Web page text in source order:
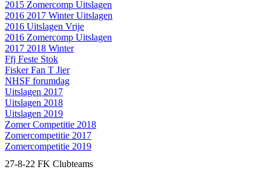
2015 Zomercomp Uitslagen
2016 2017 Winter Uitslagen
2016 Uitslagen Vrije
2016 Zomercomp Uitslagen
2017 2018 Winter
Ffj Feste Stok
Fisker Fan T Jier
NHSF forumdag
Uitslagen 2017
Uitslagen 2018
Uitslagen 2019
Zomer Competitie 2018
Zomercompetitie 2017
Zomercompetitie 2019
27-8-22 FK Clubteams